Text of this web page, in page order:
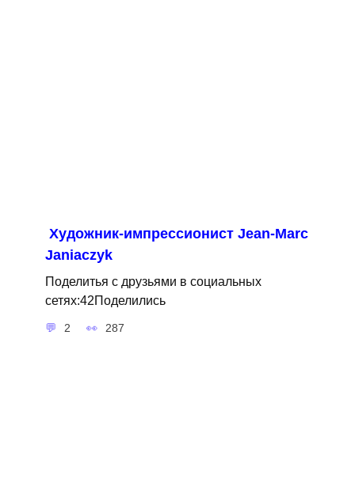
Художник-импрессионист Jean-Marc
Janiaczyk
Поделитья с друзьями в социальных
сетях:42Поделились
2 287